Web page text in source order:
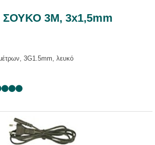
3Μ, 3x1,5mm
3G1.5mm, λευκό